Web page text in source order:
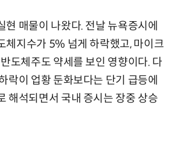
현 매물이 나왔다. 전날 뉴욕증시에
체지수가 5% 넘게 하락했고, 마이크
도체주도 약세를 보인 영향이다. 다
락이 업황 둔화보다는 단기 급등에
해석되면서 국내 증시는 장중 상승